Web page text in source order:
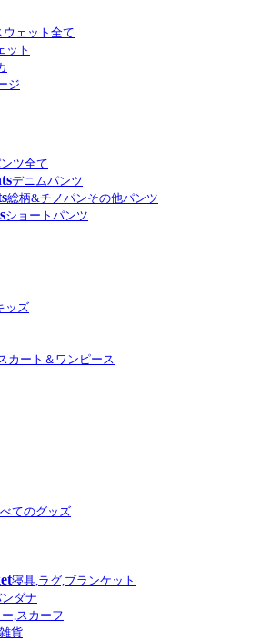
ウェット全て
ット
ジ
ツ全て
デニムパンツ
総柄&チノパンその他パンツ
ショートパンツ
ッズ
カート＆ワンピース
てのグッズ
寝具,ラグ,ブランケット
ダナ
,スカーフ
貨